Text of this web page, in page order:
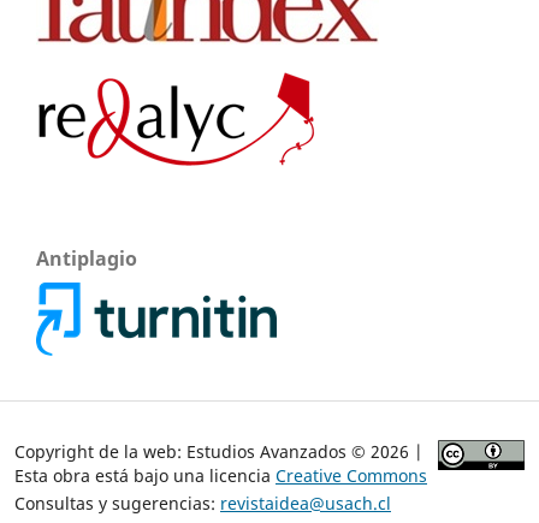
Antiplagio
Copyright de la web: Estudios Avanzados © 2026 |
Esta obra está bajo una licencia Creative Commons
Consultas y sugerencias: revistaidea@usach.cl